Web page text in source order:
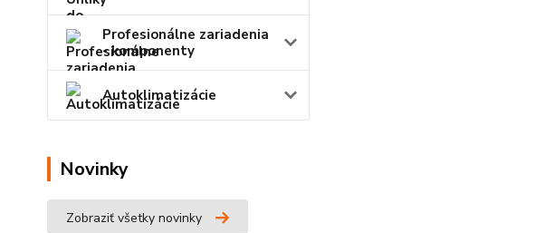
Profesionálne zariadenia
- komponenty
Autoklimatizácie
Novinky
Zobraziť všetky novinky